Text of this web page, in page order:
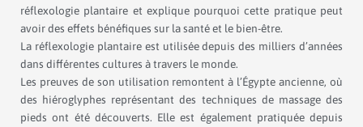
réflexologie plantaire et explique pourquoi cette pratique peut
avoir des effets bénéfiques sur la santé et le bien-être.
La réflexologie plantaire est utilisée depuis des milliers d’années
dans différentes cultures à travers le monde.
Les preuves de son utilisation remontent à l’Égypte ancienne, où
des hiéroglyphes représentant des techniques de massage des
pieds ont été découverts. Elle est également pratiquée depuis